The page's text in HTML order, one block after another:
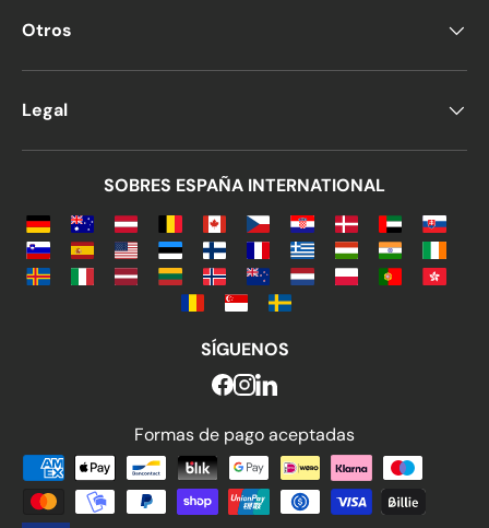
Otros
Legal
SOBRES ESPAÑA INTERNATIONAL
SÍGUENOS
Formas de pago aceptadas
Formas de pago aceptadas